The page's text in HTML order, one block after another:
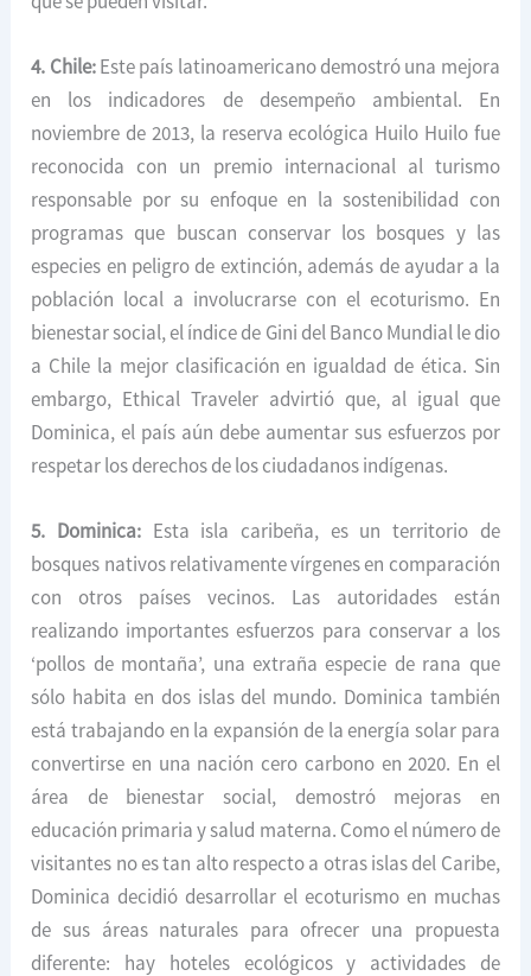
4. Chile:Este país latinoamericano demostró una mejora
en los indicadores de desempeño ambiental. En
noviembre de 2013, la reserva ecológica Huilo Huilo fue
reconocida con un premio internacional al turismo
responsable por su enfoque en la sostenibilidad con
programas que buscan conservar los bosques y las
especies en peligro de extinción, además de ayudar a la
población local a involucrarse con el ecoturismo. En
bienestar social, el índice de Gini del Banco Mundial le dio
a Chile la mejor clasificación en igualdad de ética. Sin
embargo, Ethical Traveler advirtió que, al igual que
Dominica, el país aún debe aumentar sus esfuerzos por
respetar los derechos de los ciudadanos indígenas.
5. Dominica:Esta isla caribeña, es un territorio de
bosques nativos relativamente vírgenes en comparación
con otros países vecinos. Las autoridades están
realizando importantes esfuerzos para conservar a los
‘pollos de montaña’, una extraña especie de rana que
sólo habita en dos islas del mundo. Dominica también
está trabajando en la expansión de la energía solar para
convertirse en una nación cero carbono en 2020. En el
área de bienestar social, demostró mejoras en
educación primaria y salud materna. Como el número de
visitantes no es tan alto respecto a otras islas del Caribe,
Dominica decidió desarrollar el ecoturismo en muchas
de sus áreas naturales para ofrecer una propuesta
diferente: hay hoteles ecológicos y actividades de